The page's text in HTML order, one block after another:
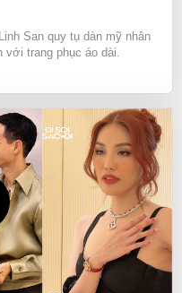
San quy tụ dàn mỹ nhân
trang phục áo dài.